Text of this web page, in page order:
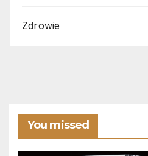
Zdrowie
You missed